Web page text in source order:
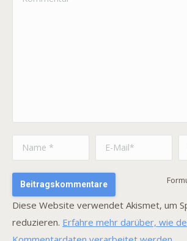
Name * E-Mail *
Beitragskommentare
Diese Website verwendet Akismet, um
reduzieren. Erfahre mehr darüber, wie